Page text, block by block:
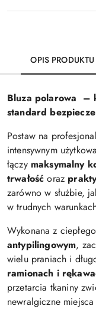
OPIS PRODUKTU
Bluza polarowa –
standard
Postaw na
intensywnym
łączy maksymalny
trwałość oraz
zarówno w służbie,
w trudnych
Wykonana z
antypilingowym,
wielu praniach i
ramionach i
przetarcia tkaniny
newralgiczne